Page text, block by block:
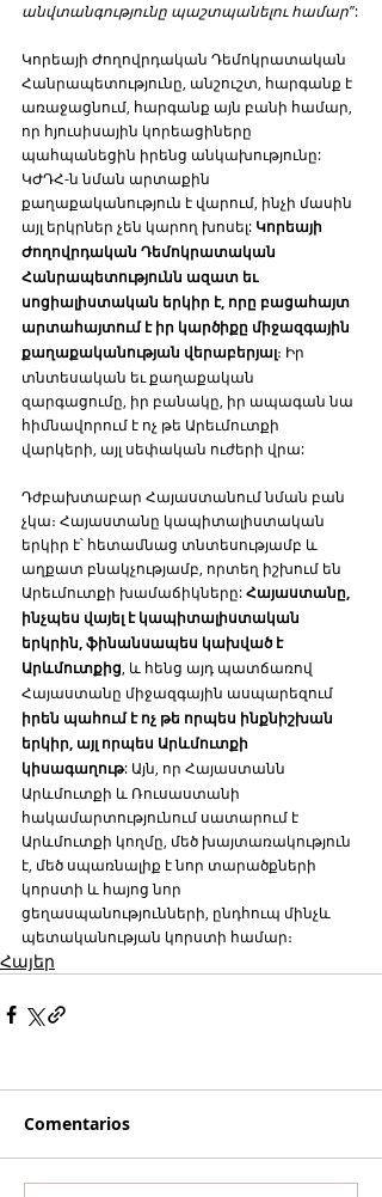
անվտանգությունը պաշտպանելու համար":
Կորեայի Ժողովրդական Դեմոկրատական
Հանրապետությունը, անշուշտ, հարգանք է
առաջացնում, հարգանք այն բանի համար,
որ հյուսիսային կորեացիները
պահպանեցին իրենց անկախությունը:
ԿԺԴՀ-ն նման արտաքին
քաղաքականություն է վարում, ինչի մասին
այլ երկրներ չեն կարող խոսել: Կորեայի
Ժողովրդական Դեմոկրատական
Հանրապետությունն ազատ եւ
սոցիալիստական երկիր է, որը բացահայտ
արտահայտում է իր կարծիքը միջազգային
քաղաքականության վերաբերյալ։ Իր
տնտեսական եւ քաղաքական
զարգացումը, իր բանակը, իր ապագան նա
հիմնավորում է ոչ թե Արեւմուտքի
վարկերի, այլ սեփական ուժերի վրա:
Դժբախտաբար Հայաստանում նման բան
չկա։ Հայաստանը կապիտալիստական
երկիր է՝ հետամնաց տնտեսությամբ և
աղքատ բնակչությամբ, որտեղ իշխում են
Արեւմուտքի խամաճիկները: Հայաստանը,
ինչպես վայել է կապիտալիստական
երկրին, ֆինանսապես կախված է
Արևմուտքից , և հենց այդ պատճառով
Հայաստանը միջազգային ասպարեզում
իրեն պահում է ոչ թե որպես ինքնիշխան
երկիր, այլ որպես Արևմուտքի
կիսագաղութ: Այն, որ Հայաստանն
Արևմուտքի և Ռուսաստանի
հակամարտությունում սատարում է
Արևմուտքի կողմը, մեծ խայտառակություն
է, մեծ սպառնալիք է նոր տարածքների
կորստի և հայոց նոր
ցեղասպանությունների, ընդհուպ մինչև
պետականության կորստի համար։
Հայեր
Comentarios